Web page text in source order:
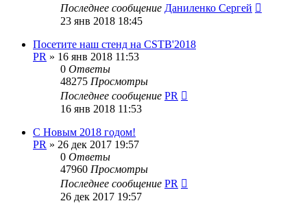
Последнее сообщение Даниленко Сергей
23 янв 2018 18:45
Посетите наш стенд на CSTB'2018
PR » 16 янв 2018 11:53
0 Ответы
48275 Просмотры
Последнее сообщение PR
16 янв 2018 11:53
С Новым 2018 годом!
PR » 26 дек 2017 19:57
0 Ответы
47960 Просмотры
Последнее сообщение PR
26 дек 2017 19:57